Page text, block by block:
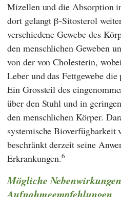
Mizellen und die Absorption
dort gelangt β-Sitosterol
verschiedene Gewebe des
den menschlichen Geweben
von der von Cholesterin,
Leber und das Fettgewebe
Ein Grossteil des
über den Stuhl und in
den menschlichen Körper.
systemische Bioverfügbarkeit
beschränkt derzeit seine
Erkrankungen.6
Mögliche
Aufnahmeempfehlungen